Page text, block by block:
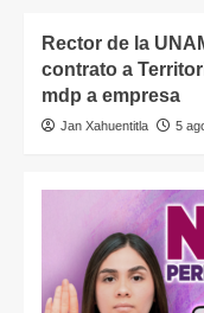
Rector de la
contrato a
mdp a empresa
Jan Xahuentitla 5